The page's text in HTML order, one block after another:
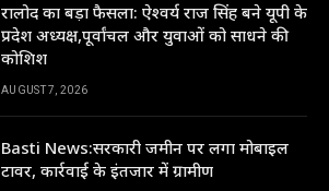
रालोद का बड़ा फैसला: ऐश्वर्य राज सिंह बने यूपी के
प्रदेश अध्यक्ष,पूर्वांचल और युवाओं को साधने की
कोशिश
AUGUST 7, 2026
Basti News:सरकारी जमीन पर लगा मोबाइल
टावर, कार्रवाई के इंतजार में ग्रामीण